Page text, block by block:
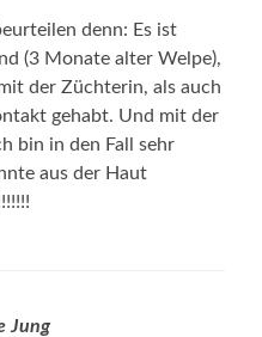
denn: Es ist
(3 Monate alter Welpe),
der Züchterin, als auch
gehabt. Und mit der
bin in den Fall sehr
aus der Haut
Jung